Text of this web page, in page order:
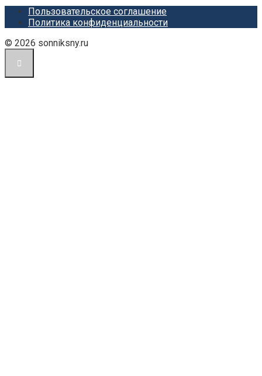
Пользовательское соглашение
Политика конфиденциальности
© 2026 sonniksny.ru